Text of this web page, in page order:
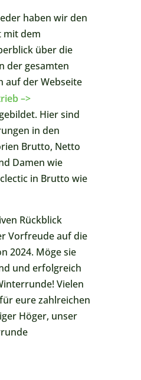
haben wir den
mit dem
über die
der gesamten
auf der Webseite
–>
Hier sind
in den
Brutto, Netto
Damen wie
in Brutto wie
Rückblick
Vorfreude auf die
2024. Möge sie
und erfolgreich
Vielen
eure zahlreichen
Höger, unser